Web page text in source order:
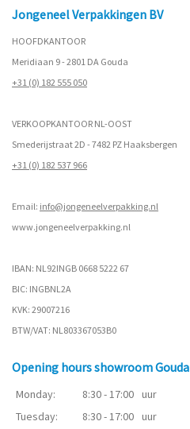
Jongeneel Verpakkingen BV
HOOFDKANTOOR
Meridiaan 9 - 2801 DA Gouda
+31 (0) 182 555 050
VERKOOPKANTOOR NL-OOST
Smederijstraat 2D - 7482 PZ Haaksbergen
+31 (0) 182 537 966
Email: info@jongeneelverpakking.nl
www.jongeneelverpakking.nl
IBAN: NL92INGB 0668 5222 67
BIC: INGBNL2A
KVK: 29007216
BTW/VAT: NL803367053B0
Opening hours showroom Gouda
Monday: 8:30 - 17:00 uur
Tuesday:
8:30 - 17:00 uur